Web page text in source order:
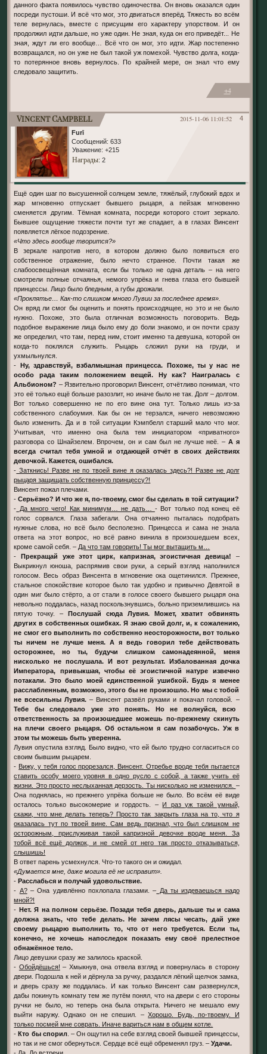
данного факта появилось чувство одиночества. Он вновь оказался один
посреди пустоши. И всё что мог, это двигаться вперёд. Тяжесть во всём
теле вернулась, вместе с присущим его характеру упорством. И он
продолжил идти дальше, но уже один. Не зная, куда он его приведёт... Не
зная, ждут ли его вообще… Всё что он мог, это идти. Жар постепенно
возвращался, но он уже не был такой уж помехой. Чувство долга, когда-
то потерянное вновь вернулось. По крайней мере, он знал что ему
следовало защитить.
+4
4
2015-11-06 11:01:52
Vincent Campbell
Furī
Сообщений: 633
Уважение: +215
Награды: 2
Ещё один шаг по высушенной солнцем земле, тяжёлый, глубокий вдох и
жар мгновенно отпускает бывшего рыцаря, а пейзаж мгновенно
сменяется другим. Тёмная комната, посреди которого стоит зеркало.
Бывшее ощущение тяжести почти тут же спадает, а в глазах Винсент
появляется лёгкое подозрение.
«Что здесь вообще творится?»
В зеркале напротив него, в котором должно было появиться его
собственное отражение, было нечто странное. Почти такая же
слабоосвещённая комната, если бы только не одна деталь – на него
смотрели полные отчаянья, немого упрёка и гнева глаза его бывшей
принцессы. Лицо было бледным, а губы дрожали.
«Проклятье… Как-то слишком много Лувии за последнее время».
Он вряд ли смог бы оценить и понять происходящее, но это и не было
нужно. Похоже, это была отличная возможность поговорить. Ведь
подобное выражение лица было ему до боли знакомо, и он почти сразу
же определил, что там, перед ним, стоит именно та девушка, которой он
когда-то поклялся служить. Рыцарь сложил руки на груди, и
ухмыльнулся.
- Ну, здравствуй, взбалмышная принцесса. Похоже, ты у нас не
особо рада таким положением вещей. Ну как? Наигралась с
Альбионом? – Язвительно проговорил Винсент, отчётливо понимая, что
это её только ещё больше разозлит, но иначе было не так. Долг – долгом.
Вот только совершенно не по его вине она тут. Только лишь из-за
собственного слабоумия. Как бы он не терзался, ничего невозможно
было изменить. Да и в той ситуации Кэмпбелл старший мало что мог.
Учитывая, что именно она была тем инициатором «приватного»
разговора со Шнайзелем. Впрочем, он и сам был не лучше неё. – А я
всегда считал тебя умной и отдающей отчёт в своих действиях
девочкой. Кажется, ошибался.
- Заткнись! Разве не по твоей вине я оказалась здесь?! Разве не долг
рыцаря защищать собственную принцессу?!
Винсент пожал плечами.
-Серьёзно? И что же я, по-твоему, смог бы сделать в той ситуации?
- Да много чего! Как минимум… не дать… - Вот только под конец её
голос сорвался. Глаза забегали. Она отчаянно пыталась подобрать
нужные слова, но всё было бесполезно. Принцесса и сама не знала
ответа на этот вопрос, но всё равно винила в произошедшем всех,
кроме самой себя. – Да что там говорить! Ты мог вытащить м…
- Прекращай уже этот цирк, капризная, эгоистичная девица! –
Выкрикнул юноша, распрямив свои руки, а серый взгляд наполнился
голосом. Весь образ Винсента в мгновение ока ощетинился. Прежнее,
стальное спокойствие которое было так удобно и привычно Девятой в
один миг было стёрто, а от стали в голосе своего бывшего рыцаря она
невольно поддалась, назад поскользнувшись, больно приземлившись на
пятую точку. – Послушай сюда Лувия. Может, хватит обвинять
других в собственных ошибках. Я знаю свой долг, и, к сожалению,
не смог его выполнить по собственно неосторожности, вот только
ты ничем не лучше меня. А я ведь говорил тебе действовать
осторожнее, но ты, будучи слишком самонадеянной, меня
нисколько не послушала. И вот результат. Избалованная дочка
Императора, привыкшая, чтобы её эгоистичной натуре извечно
потакали. Это было моей единственной ушибкой. Будь я менее
расслабленным, возможно, этого бы не произошло. Но мы с тобой
не всесильны Лувия. – Винсент развёл руками и покачал головой. –
Тебе бы следовало уже это понять. Но не волнуйся, всю
ответственность за произошедшее можешь по-прежнему скинуть
на плечи своего рыцаря. Об остальном я сам позабочусь. Уж в
этом ты можешь быть уверенна.
Лувия опустила взгляд. Было видно, что ей было трудно согласиться со
своим бывшим рыцарем.
- Вижу, у тебя голос прорезался, Винсент. Отребье вроде тебя пытается
ставить особу моего уровня в одно русло с собой, а также учить её
жизни. Это просто неслыханная дерзость. Ты нисколько не изменился. –
Она поднялась, но прежнего упрёка больше не было. Во всём её виде
осталось только высокомерие и гордость. – И раз уж такой умный,
скажи, что мне делать теперь? Просто так закрыть глаза на то, что я
оказалась тут по твоей вине. Сам ведь признал, что был слишком не
осторожным, прислуживая такой капризной девочке вроде меня. За
тобой всё ещё должок, и не смей от него так просто отказываться,
слышишь!
В ответ парень усмехнулся. Что-то такого он и ожидал.
«Думается мне, даже могила её не исправит».
-Расслабься и получай удовольствие.
- А?– Она удивлённо похлопала глазами. – Да ты издеваешься надо
мной?!
- Нет. Я на полном серьёзе. Позади тебя дверь, дальше ты и сама
должна знать, что тебе делать. Не зачем лясы чесать, дай уже
своему рыцарю выполнить то, что от него требуется. Если ты,
конечно, не хочешь напоследок показать ему своё прелестное
обнажённое тело.
Лицо девушки сразу же залилось краской.
- Обойдёшься! – Хмыкнув, она отвела взгляд и повернулась в сторону
двери. Подошла к ней и дёрнула за ручку, раздался лёгкий щелчок замка,
и дверь сразу же поддалась. И как только Винсент сам развернулся,
дабы покинуть комнату тем же путём понял, что на двери с его стороны
ручки не было, но теперь она была открыта. Ничего не мешало ему
выйти наружу. Однако он не спешил. –Хорошо. Будь, по-твоему. И
только посмей мне соврать. Иначе вариться нам в общем котле.
-Кто бы спорил. – Он ощутил на себе взгляд своей бывшей принцессы,
но так и не смог обернуться. Сердце всё ещё обременял груз. –Удачи.